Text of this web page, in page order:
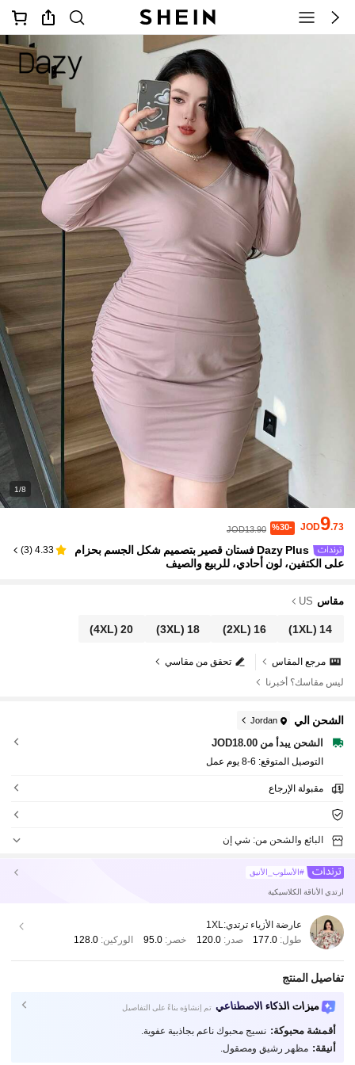
1/8
JOD9.73
%30-
JOD13.90
Dazy Plus فستان قصير بتصميم شكل الجسم بحزام
على الكتفين، لون أحادي، للربيع والصيف
4.33
(
3
)
مقاس US
14
(1XL)
16
(2XL)
18
(3XL)
20
(4XL)
تحقق من مقاسي
مرجع المقاس
ليس مقاسك؟ أخبرنا
الشحن الي Jordan
الشحن يبدأ من JOD18.00
التوصيل المتوقع: 6-8 يوم عمل
مقبولة الإرجاع
البائع والشحن من: شي إن
#الأسلوب_الأنيق
ارتدي الأناقة الكلاسيكية
عارضة الأزياء ترتدي: 1XL
طول: 177.0 صدر:120.0 خصر: 95.0 الوركين: 128.0
تفاصيل المنتج
ميزات الذكاء الاصطناعي تم إنشاؤه بناءً على التفاصيل
أقمشة محبوكة: نسيج محبوك ناعم بجاذبية عفوية.
أنيقة: مظهر رشيق ومصقول.